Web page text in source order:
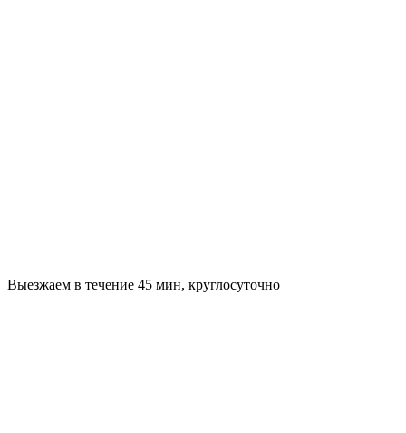
Выезжаем в течение 45 мин, круглосуточно